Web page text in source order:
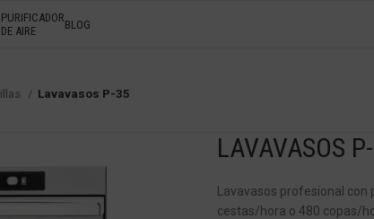
PURIFICADOR
DE AIRE
BLOG
Lavavasos P-35
LAVAVASOS
Lavavasos profesional
cestas/hora o 480 copas/